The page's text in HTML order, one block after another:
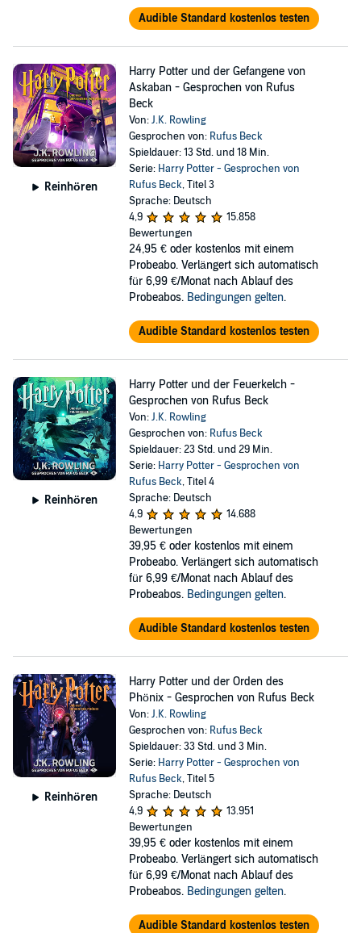
Audible Standard kostenlos testen
Reinhören
Harry Potter und der Gefangene von
Askaban - Gesprochen von Rufus
Beck
Von:J.K. Rowling
Gesprochen von: Rufus Beck
Spieldauer: 13 Std. und 18 Min.
Serie: Harry Potter - Gesprochen von
Rufus Beck, Titel 3
Sprache: Deutsch
4,9
15.858
Bewertungen
24,95 € oder kostenlos mit einem
Probeabo. Verlängert sich automatisch
für 6,99 €/Monat nach Ablauf des
Probeabos. Bedingungen gelten.
Audible Standard kostenlos testen
Reinhören
Harry Potter und der Feuerkelch -
Gesprochen von Rufus Beck
Von:J.K. Rowling
Gesprochen von: Rufus Beck
Spieldauer: 23 Std. und 29 Min.
Serie: Harry Potter - Gesprochen von
Rufus Beck, Titel 4
Sprache: Deutsch
4,9
14.688
Bewertungen
39,95 € oder kostenlos mit einem
Probeabo. Verlängert sich automatisch
für 6,99 €/Monat nach Ablauf des
Probeabos. Bedingungen gelten.
Audible Standard kostenlos testen
Reinhören
Harry Potter und der Orden des
Phönix - Gesprochen von Rufus Beck
Von:J.K. Rowling
Gesprochen von: Rufus Beck
Spieldauer: 33 Std. und 3 Min.
Serie: Harry Potter - Gesprochen von
Rufus Beck, Titel 5
Sprache: Deutsch
4,9
13.951
Bewertungen
39,95 € oder kostenlos mit einem
Probeabo. Verlängert sich automatisch
für 6,99 €/Monat nach Ablauf des
Probeabos. Bedingungen gelten.
Audible Standard kostenlos testen